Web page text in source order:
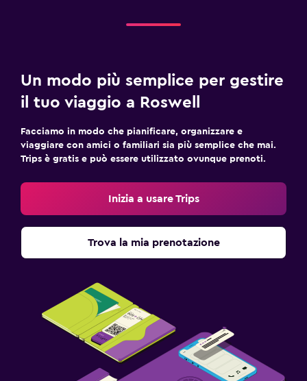
Un modo più semplice per gestire
il tuo viaggio a Roswell
Facciamo in modo che pianificare, organizzare e
viaggiare con amici o familiari sia più semplice che mai.
Trips è gratis e può essere utilizzato ovunque prenoti.
Inizia a usare Trips
Trova la mia prenotazione